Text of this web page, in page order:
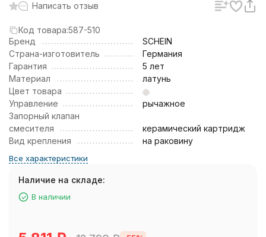
Написать отзыв
Код товара:587-510
Бренд
SCHEIN
Страна-изготовитель
Германия
Гарантия
5 лет
Материал
латунь
Цвет товара
Управление
рычажное
Запорный клапан
смесителя
керамический картридж
Вид крепления
на раковину
Все характеристики
Наличие на складе:
В наличии